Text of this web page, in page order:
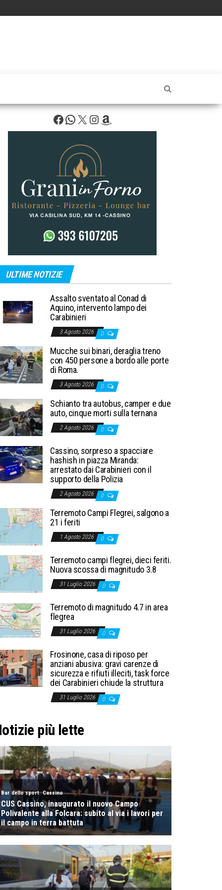
Facebook
WhatsApp
X Instagram
Amazon
ULTIME NOTIZIE
Assalto sventato al Conad di
Aquino, intervento lampo dei
Carabinieri
3 Agosto 2026 0
Mucche sui binari, deraglia treno
con 450 persone a bordo alle porte
di Roma.
3 Agosto 2026 0
Schianto tra autobus, camper e due
auto, cinque morti sulla ternana
2 Agosto 2026 0
Cassino, sorpreso a spacciare
hashish in piazza Miranda:
arrestato dai Carabinieri con il
supporto della Polizia
2 Agosto 2026 0
Terremoto Campi Flegrei, salgono a
21 i feriti
1 Agosto 2026 0
Terremoto campi flegrei, dieci feriti.
Nuova scossa di magnitudo 3.8
31 Luglio 2026 0
Terremoto di magnitudo 4.7 in area
flegrea
31 Luglio 2026 0
Frosinone, casa di riposo per
anziani abusiva: gravi carenze di
sicurezza e rifiuti illeciti, task force
dei Carabinieri chiude la struttura
31 Luglio 2026 0
più lette